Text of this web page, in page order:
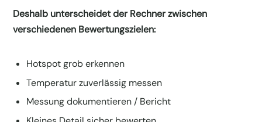
Deshalb unterscheidet der Rechner zwischen
verschiedenen Bewertungszielen:
Hotspot grob erkennen
Temperatur zuverlässig messen
Messung dokumentieren / Bericht